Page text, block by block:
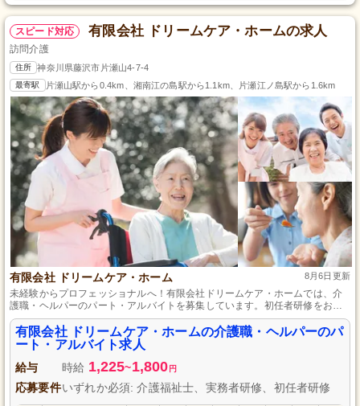
スピード対応 有限会社 ドリームケア・ホームの求人
訪問介護
住所 神奈川県藤沢市片瀬山4-7-4
最寄駅 片瀬山駅から0.4km、湘南江の島駅から1.1km、片瀬江ノ島駅から1.6km
有限会社 ドリームケア・ホーム 8月6日更新
未経験からプロフェッショナルへ！有限会社ドリームケア・ホームでは、介
護職・ヘルパーのパート・アルバイトを募集しています。初任者研修をお持
ちの方も大歓迎です。資格を活かしてスキルアップできるサポート体制が整
っています。利用者様に優しさと支援を提供する情熱を持って、一緒に働き
やすい環境で成長しませんか？あなたのライフスタイルに合わせた柔軟な勤
務が可能です。共に学び、地域に信頼されるサービスを提供しましょう。
有限会社 ドリームケア・ホームの介護職・ヘルパーのパ
ート・アルバイト求人
給与 時給 1,225~1,800 円
応募要件いずれか必須: 介護福祉士、実務者研修、初任者研修